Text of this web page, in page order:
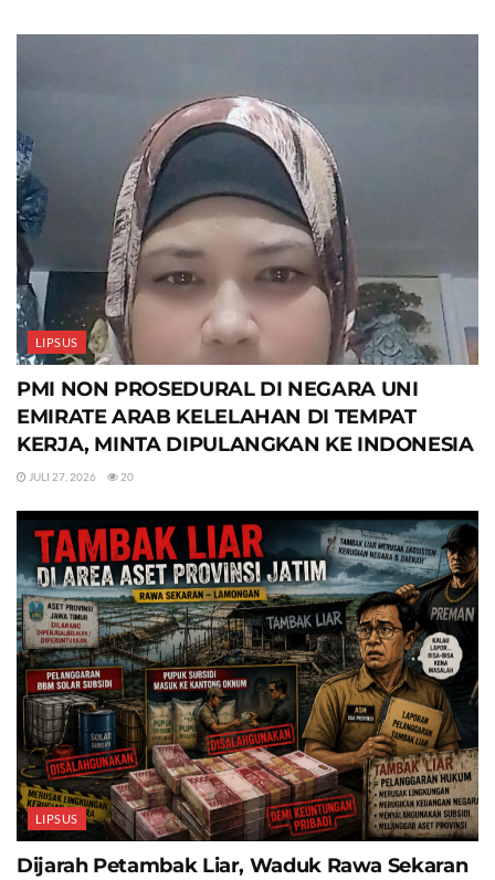
LIPSUS
PMI NON PROSEDURAL DI NEGARA UNI
EMIRATE ARAB KELELAHAN DI TEMPAT
KERJA, MINTA DIPULANGKAN KE INDONESIA
JULI 27, 2026 20
LIPSUS
Dijarah Petambak Liar, Waduk Rawa Sekaran